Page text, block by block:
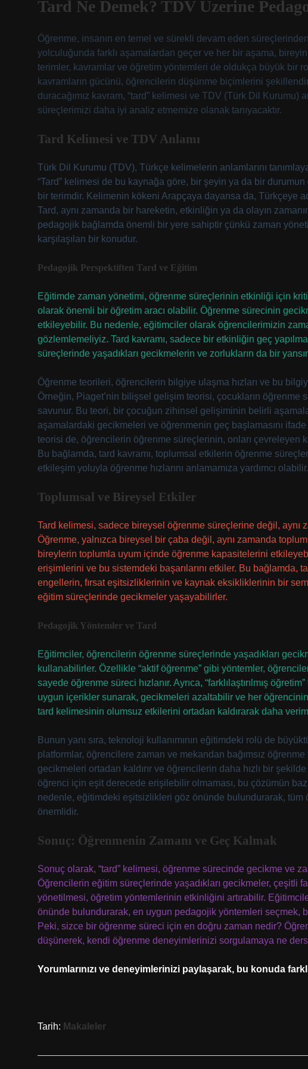
Tard Ne Demek? TDV Üzerine
Öğrenme, insanın en temel ve sürekli devam eden
yolculuğunda farklı aşamalardan geçer ve her bir aşama,
terimler, kavramlar ve öğretim yöntemleri de oldukça büyük bir
kavramların gücünü, öğrencilerin düşünme biçimlerini
duracağımız kavram, “tard” kelimesi ve TDV (Türk Dil Kurumu)
süreçlerimizi daha iyi analiz etmemize olanak tanıyacaktır.
Tard Kelimesi ve TDV Anlamı
Türk Dil Kurumu (TDV), Türkçe kelimelerin anlamlarını
“Tard” kelimesi de bu kaynağa göre, bir şeyin ya da bir
bir terimdir. Kelimenin kökeni Arapçaya dayansa da, Türkçeye
Tard, aynı zamanda bir hareketin, etkinliğin ya da olayın
pedagojik bağlamda önemli bir yere sahiptir çünkü zaman
karşılaşılan bir konudur.
Pedagojik Perspektiften Tard ve Eğitim
Eğitimde zaman yönetimi, öğrenme süreçlerinin etkinliği için
olarak önemli bir öğretim aracı olabilir. Öğrenme sürecinin
etkileyebilir. Bu nedenle, eğitimciler olarak öğrencilerimizin
gözlemlemeliyiz. Tard kavramı, sadece bir etkinliğin geç
süreçlerinde yaşadıkları gecikmelerin ve zorlukların da bir
Öğrenme teorileri, öğrencilerin bilgiye ulaşma hızları ve bu
Örneğin, Piaget’nin bilişsel gelişim teorisi, çocukların
savunur. Bu teori, bir çocuğun zihinsel gelişiminin belirli
aşamalardaki gecikmeleri ve öğrenmenin geç başlamasını
teorisi de, öğrencilerin öğrenme süreçlerinin, onları çevreleyen
Bu bağlamda, tard kavramı, toplumsal etkilerin öğrenme
etkileşim yoluyla öğrenme hızlarını anlamamıza yardımcı olabilir.
Toplumsal ve Bireysel Etkiler
Tard kelimesi, sadece bireysel öğrenme süreçlerine değil, aynı
Öğrenme, yalnızca bireysel bir çaba değil, aynı zamanda
bireylerin toplumla uyum içinde öğrenme kapasitelerini
erişimlerini ve bu sistemdeki başarılarını etkiler. Bu bağlamda,
engellerin, fırsat eşitsizliklerinin ve kaynak eksikliklerinin bir
eğitim süreçlerinde gecikmeler yaşayabilirler.
Pedagojik Yöntemler ve Tard
Eğitimciler, öğrencilerin öğrenme süreçlerinde yaşadıkları
kullanabilirler. Özellikle “aktif öğrenme” gibi yöntemler,
sayede öğrenme süreci hızlanır. Ayrıca, “farklılaştırılmış
uygun içerikler sunarak, gecikmeleri azaltabilir ve her
tard kelimesinin olumsuz etkilerini ortadan kaldırarak daha
Bunun yanı sıra, teknoloji kullanımının eğitimdeki rolü de
platformlar, öğrencilere zaman ve mekandan bağımsız
gecikmeleri ortadan kaldırır ve öğrencilerin daha hızlı bir
öğrenci için eşit derecede erişilebilir olmaması, bu çözümün
nedenle, eğitimdeki eşitsizlikleri göz önünde bulundurarak, tüm
önemlidir.
Sonuç: Öğrenmenin Zamanı ve Geç Kalmak
Sonuç olarak, “tard” kelimesi, öğrenme sürecinde gecikme ve
Öğrencilerin eğitim süreçlerinde yaşadıkları gecikmeler, çeşitli
yönetilmesi, öğretim yöntemlerinin etkinliğini artırabilir.
önünde bulundurarak, en uygun pedagojik yöntemleri seçmek,
Peki, sizce bir öğrenme süreci için en doğru zaman nedir?
düşünerek, kendi öğrenme deneyimlerinizi sorgulamaya ne
Yorumlarınızı ve deneyimlerinizi paylaşarak, bu konuda
Tarih: Makaleler